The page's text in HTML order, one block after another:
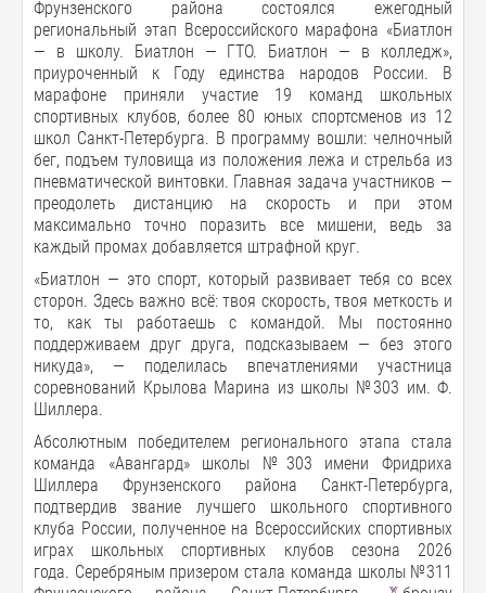
Фрунзенского района состоялся ежегодный
региональный этап Всероссийского марафона «Биатлон
— в школу. Биатлон — ГТО. Биатлон — в колледж»,
приуроченный к Году единства народов России. В
марафоне приняли участие 19 команд школьных
спортивных клубов, более 80 юных спортсменов из 12
школ Санкт-Петербурга. В программу вошли: челночный
бег, подъем туловища из положения лежа и стрельба из
пневматической винтовки. Главная задача участников —
преодолеть дистанцию на скорость и при этом
максимально точно поразить все мишени, ведь за
каждый промах добавляется штрафной круг.
«Биатлон — это спорт, который развивает тебя со всех
сторон. Здесь важно всё: твоя скорость, твоя меткость и
то, как ты работаешь с командой. Мы постоянно
поддерживаем друг друга, подсказываем — без этого
никуда», — поделилась впечатлениями участница
соревнований Крылова Марина из школы №303 им. Ф.
Шиллера.
Абсолютным победителем регионального этапа стала
команда «Авангард» школы №303 имени Фридриха
Шиллера Фрунзенского района Санкт-Петербурга,
подтвердив звание лучшего школьного спортивного
клуба России, полученное на Всероссийских спортивных
играх школьных спортивных клубов сезона 2026
года. Серебряным призером стала команда школы №311